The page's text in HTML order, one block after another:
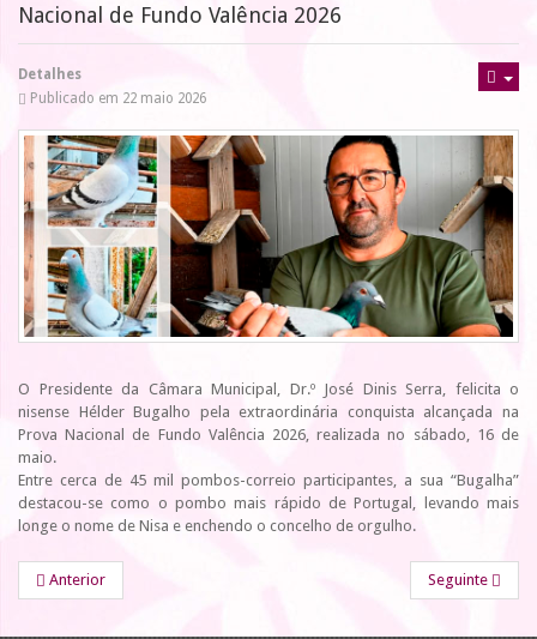
Nacional de Fundo Valência 2026
Detalhes
Publicado em 22 maio 2026
O Presidente da Câmara Municipal, Dr.º José Dinis Serra, felicita o
nisense Hélder Bugalho pela extraordinária conquista alcançada na
Prova Nacional de Fundo Valência 2026, realizada no sábado, 16 de
maio.
Entre cerca de 45 mil pombos-correio participantes, a sua “Bugalha”
destacou-se como o pombo mais rápido de Portugal, levando mais
longe o nome de Nisa e enchendo o concelho de orgulho.
Anterior Seguinte